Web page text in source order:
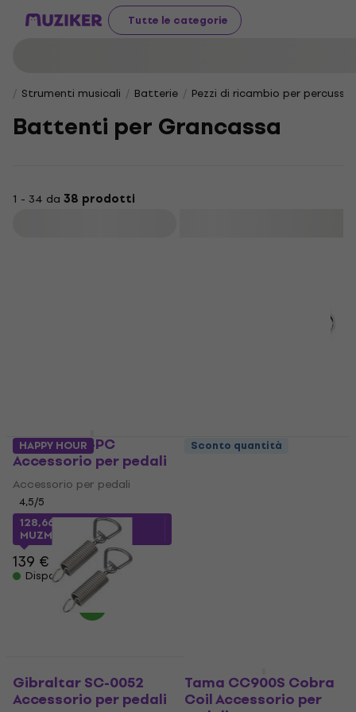
Tutte le categorie
Strumenti musicali Batterie Pezzi di ricambio per
Battenti per Grancassa
1 - 34 da 38 prodotti
Dixon PPSJ-PC
Accessorio per pedali
Accessorio per pedali
4,5/5
128,66 €con codice
MUZMUZ-5
139 €
Disponibile
Mapex MPS2
HAPPY HOUR
Gibraltar SC-0052
Accessorio per pedali
Sconto quantità
Tama CC900S Cobra
Coil Accessorio per